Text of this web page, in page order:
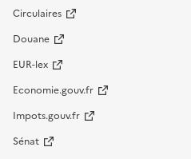
Circulaires
Douane
EUR-lex
Economie.gouv.fr
Impots.gouv.fr
Sénat